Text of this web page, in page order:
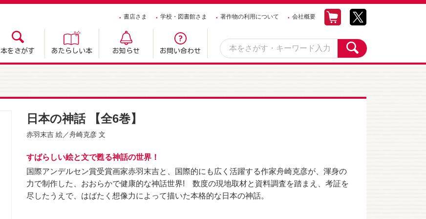
書店さま 学校・図書館さま 著作物の利用について 会社概要
本をさがす あたらしい本 お知らせ お問い合わせ
日本の神話 【全6巻】
赤羽末吉 絵／舟崎克彦 文
すばらしい絵と文で甦る神話の世界！
国際アンデルセン賞受賞画家赤羽末吉と、国際的にも広く活躍する作家舟崎克彦が、渾身の
力で制作した、おおらかで健康的な神話世界! 数度の現地取材と資料調査を踏まえ、考証を
尽したうえで、はばたく想像力によって描いた本格的な日本の神話。